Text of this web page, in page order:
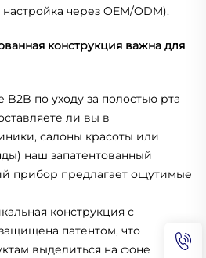
через OEM/ODM).
конструкция важна для
по уходу за полостью рта
ли вы в
салоны красоты или
наш запатентованный
прибор предлагает ощутимые
конструкция с
патентом, что
выделиться на фоне